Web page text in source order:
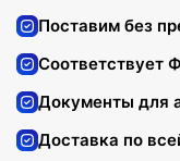
Поставим без
Соответствует
Документы для
Доставка по